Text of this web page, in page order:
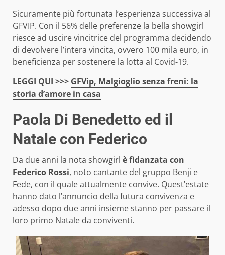
Sicuramente più fortunata l’esperienza successiva al
GFVIP. Con il 56% delle preferenze la bella showgirl
riesce ad uscire vincitrice del programma decidendo
di devolvere l’intera vincita, ovvero 100 mila euro, in
beneficienza per sostenere la lotta al Covid-19.
LEGGI QUI >>> GFVip, Malgioglio senza freni: la
storia d’amore in casa
Paola Di Benedetto ed il
Natale con Federico
Da due anni la nota showgirl è fidanzata con
Federico Rossi, noto cantante del gruppo Benji e
Fede, con il quale attualmente convive. Quest’estate
hanno dato l’annuncio della futura convivenza e
adesso dopo due anni insieme stanno per passare il
loro primo Natale da conviventi.